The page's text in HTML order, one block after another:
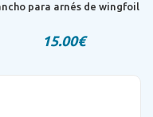
para arnés de wingfoil
15.00€